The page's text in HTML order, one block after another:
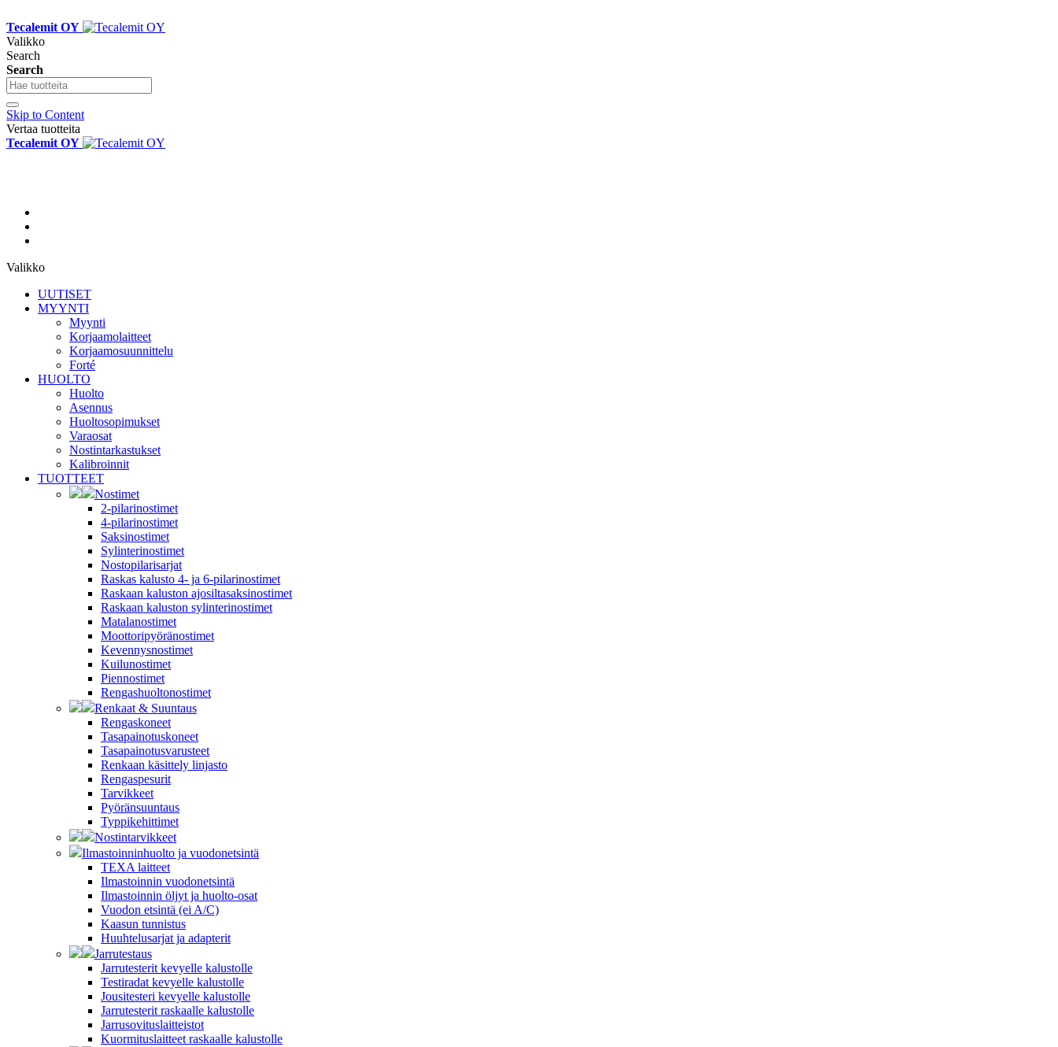
Tecalemit OY
Valikko
Search
Search
Skip to Content
Vertaa tuotteita
Tecalemit OY
Valikko
UUTISET
MYYNTI
Myynti
Korjaamolaitteet
Korjaamosuunnittelu
Forté
HUOLTO
Huolto
Asennus
Huoltosopimukset
Varaosat
Nostintarkastukset
Kalibroinnit
TUOTTEET
Nostimet
2-pilarinostimet
4-pilarinostimet
Saksinostimet
Sylinterinostimet
Nostopilarisarjat
Raskas kalusto 4- ja 6-pilarinostimet
Raskaan kaluston ajosiltasaksinostimet
Raskaan kaluston sylinterinostimet
Matalanostimet
Moottoripyöränostimet
Kevennysnostimet
Kuilunostimet
Piennostimet
Rengashuoltonostimet
Renkaat & Suuntaus
Rengaskoneet
Tasapainotuskoneet
Tasapainotusvarusteet
Renkaan käsittely linjasto
Rengaspesurit
Tarvikkeet
Pyöränsuuntaus
Typpikehittimet
Nostintarvikkeet
Ilmastoinninhuolto ja vuodonetsintä
TEXA laitteet
Ilmastoinnin vuodonetsintä
Ilmastoinnin öljyt ja huolto-osat
Vuodon etsintä (ei A/C)
Kaasun tunnistus
Huuhtelusarjat ja adapterit
Jarrutestaus
Jarrutesterit kevyelle kalustolle
Testiradat kevyelle kalustolle
Jousitesteri kevyelle kalustolle
Jarrutesterit raskaalle kalustolle
Jarrusovituslaitteistot
Kuormituslaitteet raskaalle kalustolle